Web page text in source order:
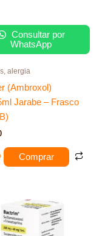
Consultar por
WhatsApp
alergia
(Ambroxol)
Jarabe – Frasco
Comprar